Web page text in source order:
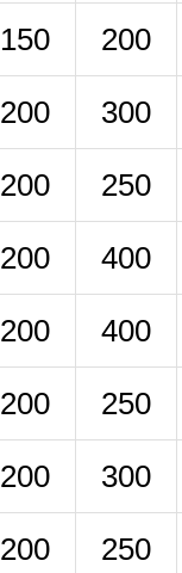
150 200
200 300
200 250
200 400
200 400
200 250
200 300
200 250